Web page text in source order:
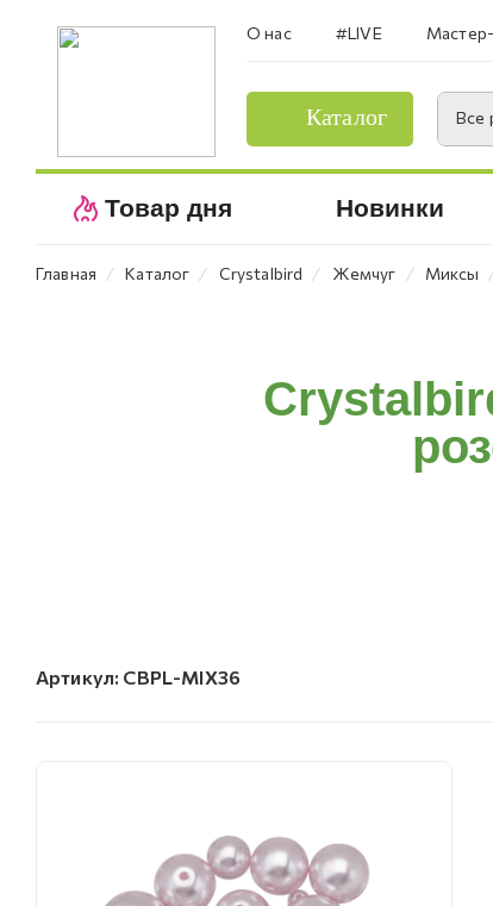
О нас #LIVE
Каталог Все
Товар дня Новинки
Главная ⁄ Каталог ⁄ Crystalbird ⁄ Жемчуг ⁄ Миксы
Артикул: CBPL-MIX36